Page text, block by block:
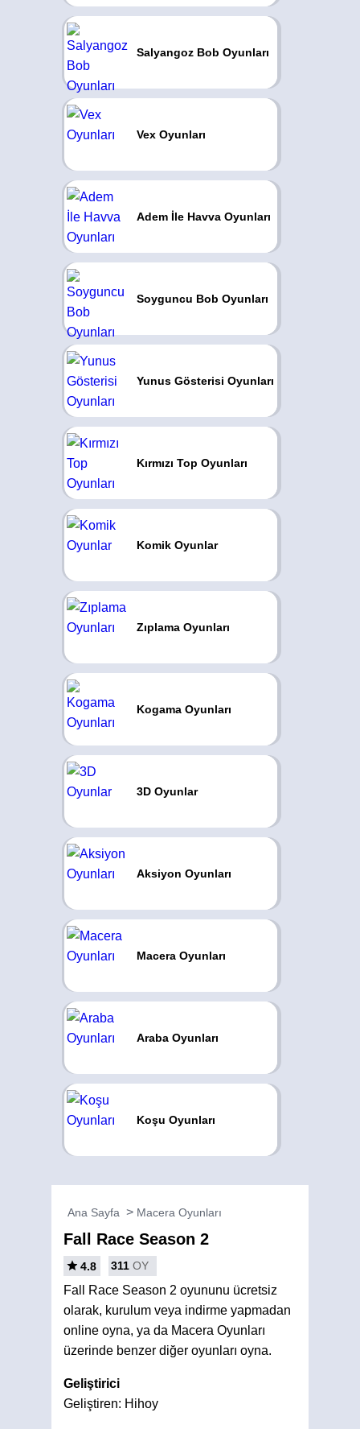
Salyangoz Bob Oyunları
Vex Oyunları
Adem İle Havva Oyunları
Soyguncu Bob Oyunları
Yunus Gösterisi Oyunları
Kırmızı Top Oyunları
Komik Oyunlar
Zıplama Oyunları
Kogama Oyunları
3D Oyunlar
Aksiyon Oyunları
Macera Oyunları
Araba Oyunları
Koşu Oyunları
Ana Sayfa Macera Oyunları
Fall Race Season 2
4.8 311 OY
Fall Race Season 2 oyununu ücretsiz
olarak, kurulum veya indirme yapmadan
online oyna, ya da Macera Oyunları
üzerinde benzer diğer oyunları oyna.
Geliştirici
Geliştiren: Hihoy